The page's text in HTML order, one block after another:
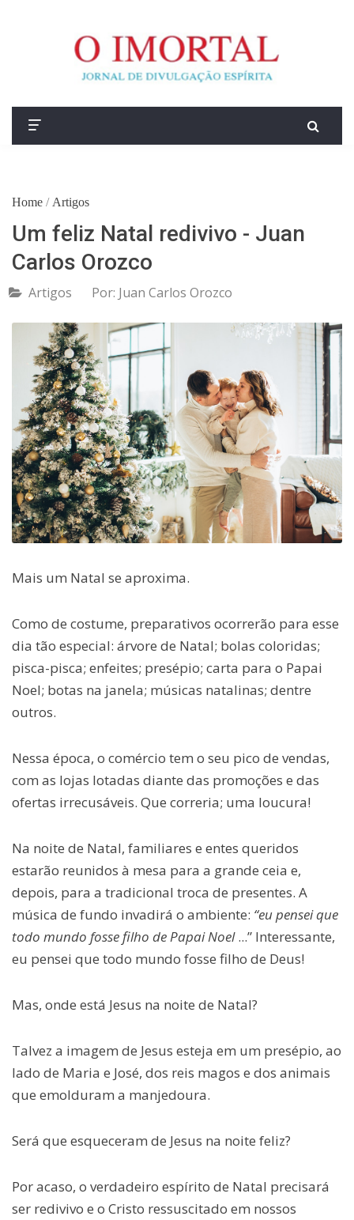
Home / Artigos
Um feliz Natal redivivo - Juan
Carlos Orozco
Artigos Por: Juan Carlos Orozco
Mais um Natal se aproxima.
Como de costume, preparativos ocorrerão para esse
dia tão especial: árvore de Natal; bolas coloridas;
pisca-pisca; enfeites; presépio; carta para o Papai
Noel; botas na janela; músicas natalinas; dentre
outros.
Nessa época, o comércio tem o seu pico de vendas,
com as lojas lotadas diante das promoções e das
ofertas irrecusáveis. Que correria; uma loucura!
Na noite de Natal, familiares e entes queridos
estarão reunidos à mesa para a grande ceia e,
depois, para a tradicional troca de presentes. A
música de fundo invadirá o ambiente: “eu pensei que
todo mundo fosse filho de Papai Noel...” Interessante,
eu pensei que todo mundo fosse filho de Deus!
Mas, onde está Jesus na noite de Natal?
Talvez a imagem de Jesus esteja em um presépio, ao
lado de Maria e José, dos reis magos e dos animais
que emolduram a manjedoura.
Será que esqueceram de Jesus na noite feliz?
Por acaso, o verdadeiro espírito de Natal precisará
ser redivivo e o Cristo ressuscitado em nossos